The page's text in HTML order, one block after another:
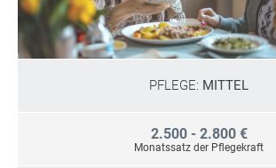
PFLEGE: MITTEL
2.500 - 2.800 €
Monatssatz der Pflegekraft